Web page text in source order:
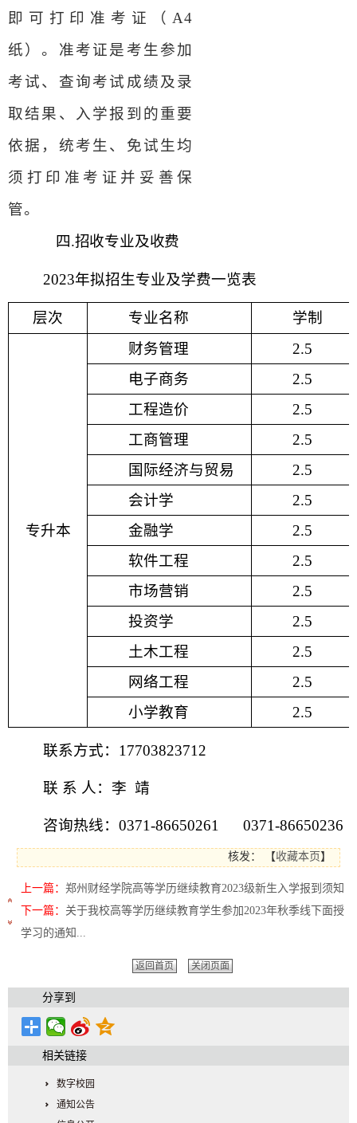
即可打印准考证（A4
纸）。准考证是考生参加
考试、查询考试成绩及录
取结果、入学报到的重要
依据，统考生、免试生均
须打印准考证并妥善保
管。
四.招收专业及收费
2023年拟招生专业及学费一览表
层次 专业名称 学制
专升本
财务管理
2.5
电子商务
2.5
工程造价
2.5
工商管理
2.5
国际经济与贸易
2.5
会计学
2.5
金融学
2.5
软件工程
2.5
市场营销
2.5
投资学
2.5
土木工程
2.5
网络工程
2.5
小学教育
2.5
联系方式：17703823712
联 系 人：李 靖
咨询热线：0371-86650261 0371-86650236
核发： 【收藏本页 】
上一篇： 郑州财经学院高等学历继续教育2023级新生入学报到须知
下一篇： 关于我校高等学历继续教育学生参加2023年秋季线下面授
学习的通知...
返回首页 关闭页面
分享到
相关链接
数字校园
通知公告